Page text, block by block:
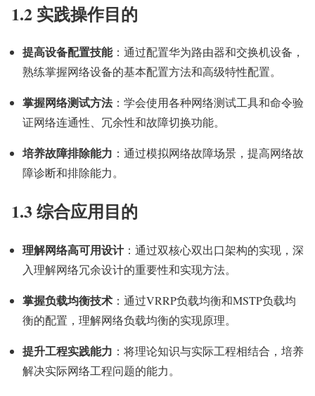
1.2 实践操作目的
提高设备配置技能：通过配置华为路由器和交换机设备，
熟练掌握网络设备的基本配置方法和高级特性配置。
掌握网络测试方法：学会使用各种网络测试工具和命令验
证网络连通性、冗余性和故障切换功能。
培养故障排除能力 ：通过模拟网络故障场景，提高网络故
障诊断和排除能力。
1.3 综合应用目的
理解网络高可用设计：通过双核心双出口架构的实现，深
入理解网络冗余设计的重要性和实现方法。
掌握负载均衡技术 ：通过VRRP负载均衡和MSTP负载均
衡的配置，理解网络负载均衡的实现原理。
提升工程实践能力 ：将理论知识与实际工程相结合，培养
解决实际网络工程问题的能力。